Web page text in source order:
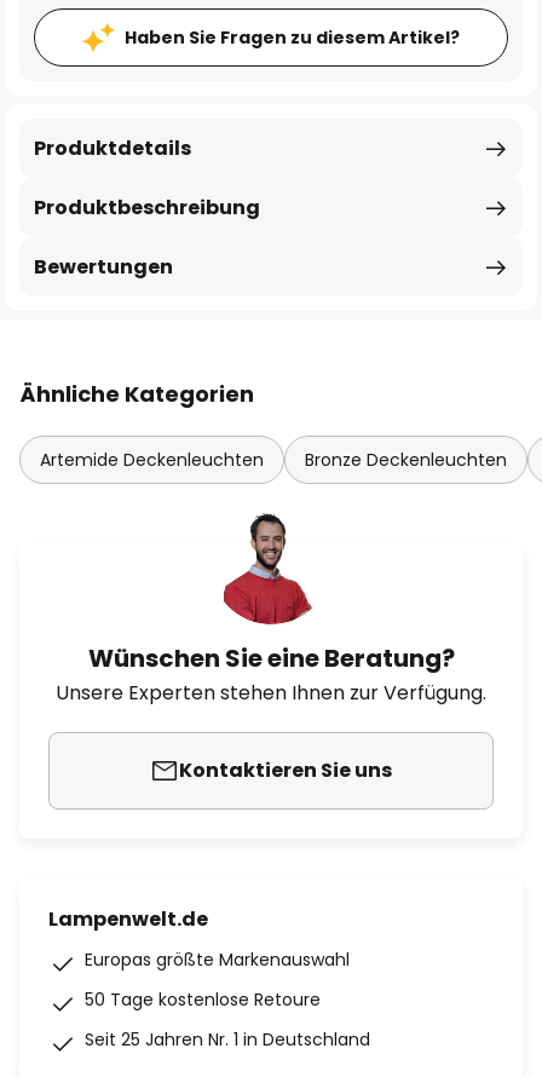
Haben Sie Fragen zu diesem Artikel?
Produktbeschreibung
Produktdetails
Bewertungen
Ähnliche Kategorien
Artemide Deckenleuchten Bronze Deckenleuchten
Wünschen Sie eine Beratung?
Unsere Experten stehen Ihnen zur Verfügung.
Kontaktieren Sie uns
Lampenwelt.de
Europas größte Markenauswahl
50 Tage kostenlose Retoure
Seit 25 Jahren Nr. 1 in Deutschland